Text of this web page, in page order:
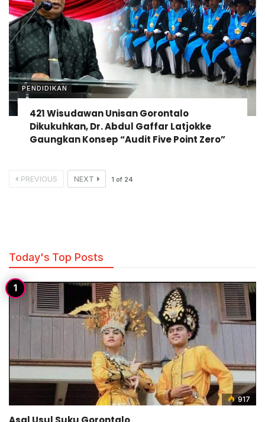
PENDIDIKAN
421 Wisudawan Unisan Gorontalo
Dikukuhkan, Dr. Abdul Gaffar Latjokke
Gaungkan Konsep “Audit Five Point Zero”
PREVIOUS NEXT 1 of 24
Today's Top Posts
917